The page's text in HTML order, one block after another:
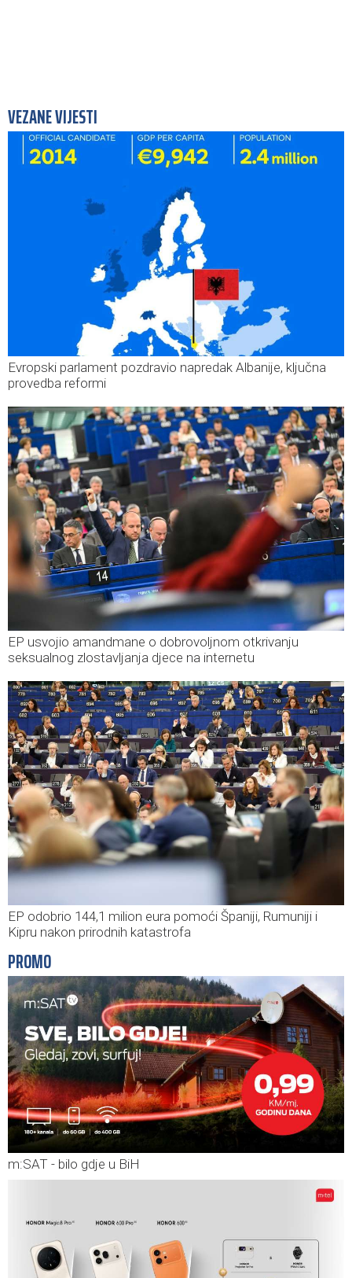
VEZANE VIJESTI
Evropski parlament pozdravio napredak Albanije, ključna
provedba reformi
EP usvojio amandmane o dobrovoljnom otkrivanju
seksualnog zlostavljanja djece na internetu
EP odobrio 144,1 milion eura pomoći Španiji, Rumuniji i
Kipru nakon prirodnih katastrofa
PROMO
m:SAT - bilo gdje u BiH